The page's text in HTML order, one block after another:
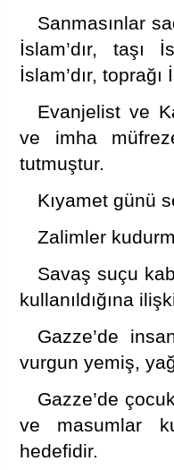
Sanmasınlar
İslam’dır, taşı
İslam’dır, toprağı
Evanjelist ve
ve imha
tutmuştur.
Kıyamet günü
Zalimler
Savaş suçu
kullanıldığına
Gazze’de
vurgun yemiş,
Gazze’de
ve masumlar
hedefidir.